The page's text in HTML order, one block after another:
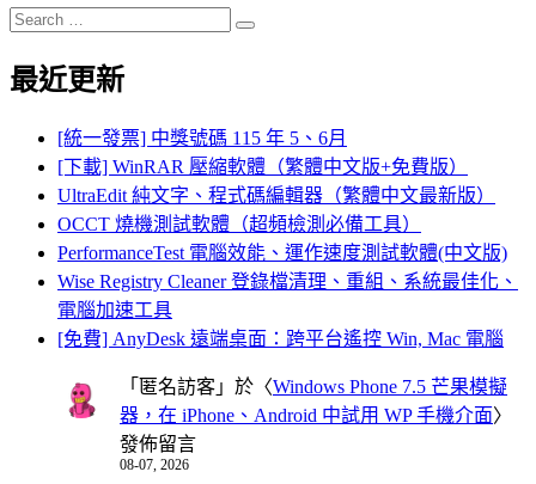
Search
for:
Search
最近更新
[統一發票] 中獎號碼 115 年 5、6月
[下載] WinRAR 壓縮軟體（繁體中文版+免費版）
UltraEdit 純文字、程式碼編輯器（繁體中文最新版）
OCCT 燒機測試軟體（超頻檢測必備工具）
PerformanceTest 電腦效能、運作速度測試軟體(中文版)
Wise Registry Cleaner 登錄檔清理、重組、系統最佳化、
電腦加速工具
[免費] AnyDesk 遠端桌面：跨平台遙控 Win, Mac 電腦
「 匿名訪客 」於〈Windows Phone 7.5 芒果模擬
器，在 iPhone、Android 中試用 WP 手機介面〉
發佈留言
08-07, 2026